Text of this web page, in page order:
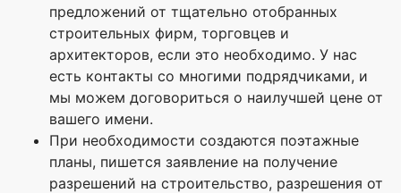
предложений от тщательно отобранных
строительных фирм, торговцев и
архитекторов, если это необходимо. У нас
есть контакты со многими подрядчиками, и
мы можем договориться о наилучшей цене от
вашего имени.
При необходимости создаются поэтажные
планы, пишется заявление на получение
разрешений на строительство, разрешения от